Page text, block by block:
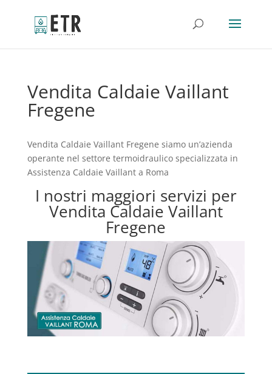
Vendita Caldaie Vaillant
Fregene
Vendita Caldaie Vaillant Fregene siamo un’azienda
operante nel settore termoidraulico specializzata in
Assistenza Caldaie Vaillant a Roma
I nostri maggiori servizi per
Vendita Caldaie Vaillant
Fregene